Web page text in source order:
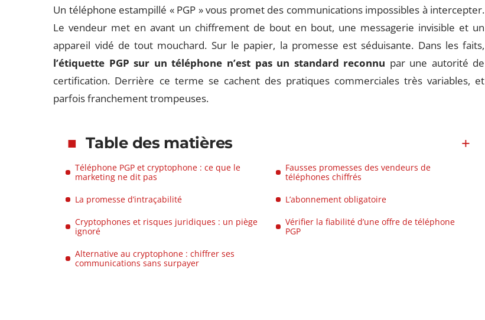
Un téléphone estampillé « PGP » vous promet des communications impossibles à intercepter.
Le vendeur met en avant un chiffrement de bout en bout, une messagerie invisible et un
appareil vidé de tout mouchard. Sur le papier, la promesse est séduisante. Dans les faits,
l’étiquette PGP sur un téléphone n’est pas un standard reconnu par une autorité de
certification. Derrière ce terme se cachent des pratiques commerciales très variables, et
parfois franchement trompeuses.
Table des matières
Téléphone PGP et cryptophone : ce que le
marketing ne dit pas
Fausses promesses des vendeurs de
téléphones chiffrés
La promesse d’intraçabilité
L’abonnement obligatoire
Cryptophones et risques juridiques : un piège
ignoré
Vérifier la fiabilité d’une offre de téléphone
PGP
Alternative au cryptophone : chiffrer ses
communications sans surpayer